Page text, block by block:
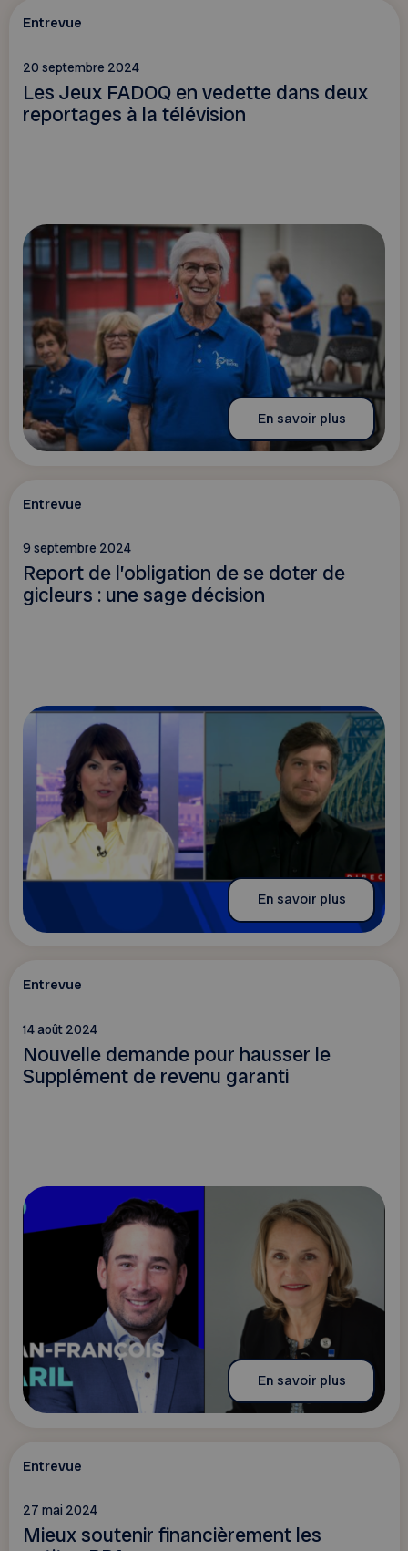
Entrevue
20 septembre 2024
Les Jeux FADOQ en vedette dans deux
reportages à la télévision
En savoir plus
Entrevue
9 septembre 2024
Report de l’obligation de se doter de
gicleurs : une sage décision
En savoir plus
Entrevue
14 août 2024
Nouvelle demande pour hausser le
Supplément de revenu garanti
En savoir plus
Entrevue
27 mai 2024
Mieux soutenir financièrement les